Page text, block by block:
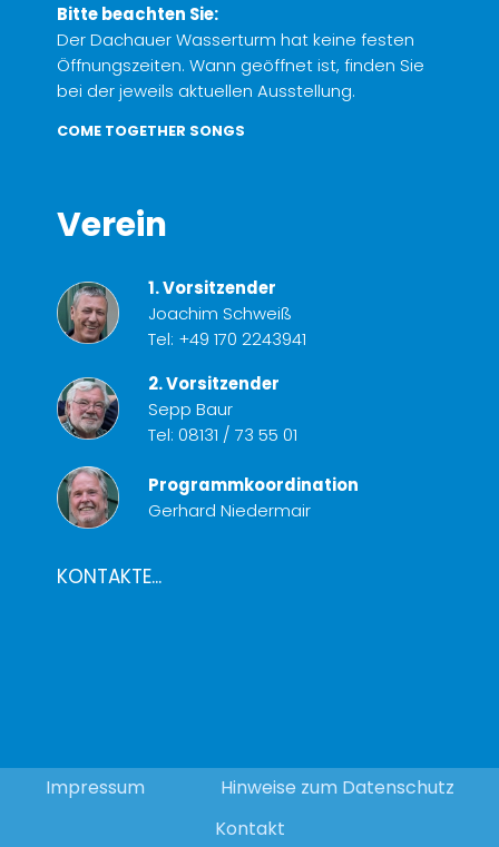
Bitte beachten Sie:
Der Dachauer Wasserturm hat keine festen
Öffnungszeiten. Wann geöffnet ist, finden Sie
bei der jeweils aktuellen Ausstellung.
COME TOGETHER SONGS
Verein
1. Vorsitzender
Joachim Schweiß
Tel: +49 170 2243941
2. Vorsitzender
Sepp Baur
Tel: 08131 / 73 55 01
Programmkoordination
Gerhard Niedermair
KONTAKTE...
Impressum
Hinweise zum Datenschutz
Kontakt